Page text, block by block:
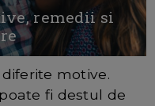
remedii si
motive.
fi destul de